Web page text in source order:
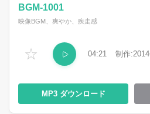
☆
BGM-1001
映像BGM、爽やか、疾走感
04:21 2014
MP3